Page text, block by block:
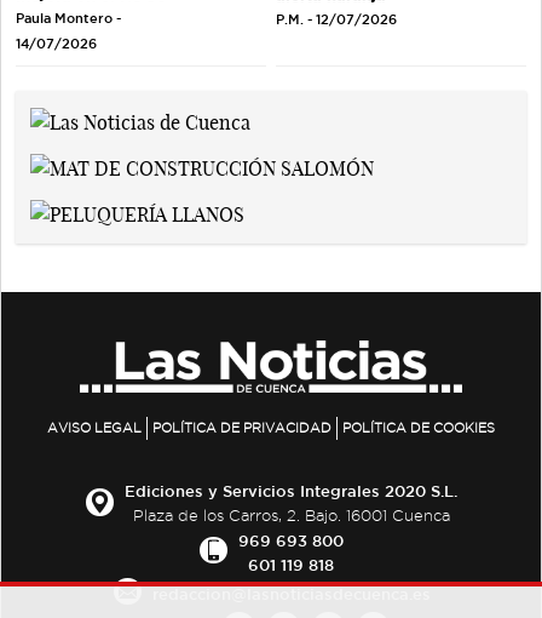
Paula Montero -
14/07/2026
P.M. - 12/07/2026
AVISO LEGAL POLÍTICA DE PRIVACIDAD POLÍTICA DE COOKIES
Ediciones y Servicios Integrales 2020 S.L.
Plaza de los Carros, 2. Bajo. 16001 Cuenca
969 693 800
601 119 818